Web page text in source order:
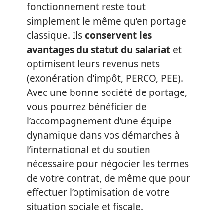
fonctionnement reste tout
simplement le même qu’en portage
classique. Ilsconservent les
avantages du statut du salariat et
optimisent leurs revenus nets
(exonération d’impôt, PERCO, PEE).
Avec une bonne société de portage,
vous pourrez bénéficier de
l’accompagnement d’une équipe
dynamique dans vos démarches à
l’international et du soutien
nécessaire pour négocier les termes
de votre contrat, de même que pour
effectuer l’optimisation de votre
situation sociale et fiscale.